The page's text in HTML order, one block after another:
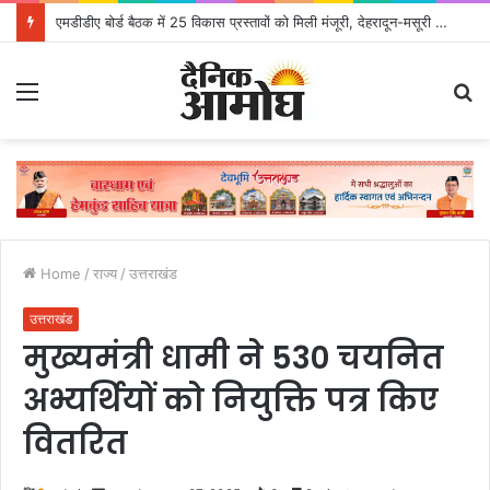
मुख्यमंत्री पुष्कर सिंह धामी के दिशा-निर्देशों में पीएम आवास योजना (शहरी) की प्रगति की हुई समीक्षा
Home / राज्य / उत्तराखंड
उत्तराखंड
मुख्यमंत्री धामी ने 530 चयनित
अभ्यर्थियों को नियुक्ति पत्र किए
वितरित